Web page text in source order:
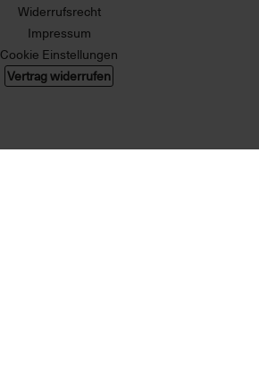
Widerrufsrecht
Impressum
Cookie Einstellungen
Vertrag widerrufen